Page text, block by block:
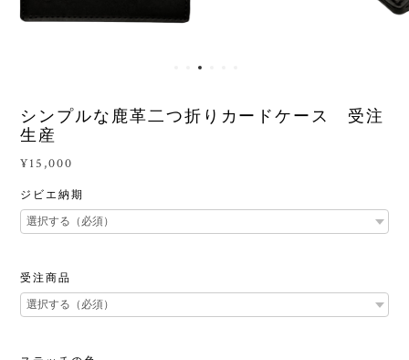
シンプルな鹿革二つ折りカードケース 受注
生産
¥15,000
ジビエ納期
受注商品